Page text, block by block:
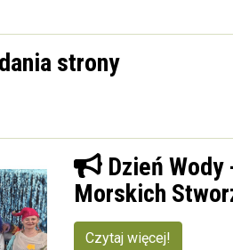
strony
Dzień Wody
Morskich
Czytaj więcej!